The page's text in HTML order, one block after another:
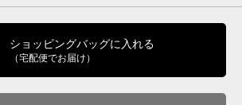
ショッピングバッグに入れる
（宅配便でお届け）